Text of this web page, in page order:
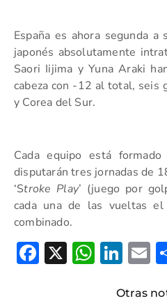
España es ahora segunda
japonés absolutamente
Saori Iijima y Yuna Araki
cabeza con -12 al total, seis
y Corea del Sur.
Cada equipo está
disputarán tres jornadas de
‘Stroke Play’ (juego por
cada una de las vueltas
combinado.
Facebook
X
Otras